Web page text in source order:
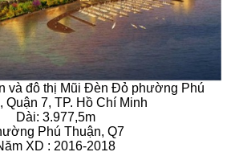
và đô thị Mũi Đèn Đỏ phường Phú
Quận 7, TP. Hồ Chí Minh
Dài: 3.977,5m
Phú Thuận, Q7
XD : 2016-2018